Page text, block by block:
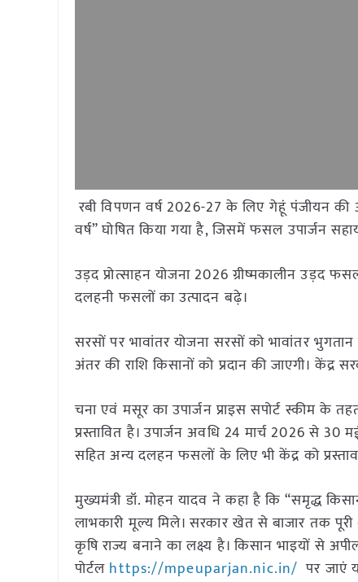
रबी विपणन वर्ष 2026-27 के लिए गेहूं पंजीयन की
वर्ष” घोषित किया गया है, जिसमें फसल उपार्जन
उड़द प्रोत्साहन योजना 2026 ग्रीष्मकालीन उड़द
दलहनी फसलों का उत्पादन बढ़े।
सरसों पर भावांतर योजना सरसों को भावांतर
अंतर की राशि किसानों को प्रदान की जाएगी। केंद्र
चना एवं मसूर का उपार्जन प्राइस सपोर्ट स्कीम के
प्रस्तावित है। उपार्जन अवधि 24 मार्च 2026 से
सहित अन्य दलहन फसलों के लिए भी केंद्र को
मुख्यमंत्री डॉ. मोहन यादव ने कहा है कि “समृद्ध
लाभकारी मूल्य मिले। सरकार खेत से बाजार तक
कृषि राज्य बनाने का लक्ष्य है। किसान भाइयों से
पोर्टल https://mpeuparjan.nic.in/ पर जाएं